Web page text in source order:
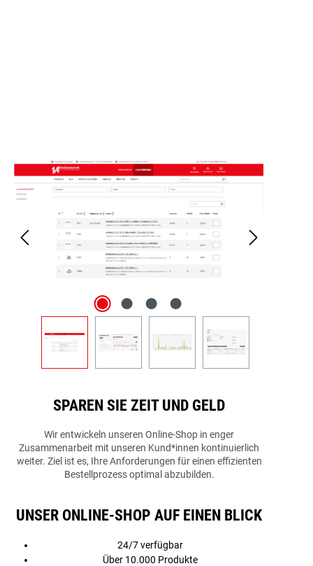
Bildergalerie überspringen
SPAREN SIE ZEIT UND GELD
Wir entwickeln unseren Online-Shop in enger
Zusammenarbeit mit unseren Kund*innen kontinuierlich
weiter. Ziel ist es, Ihre Anforderungen für einen effizienten
Bestellprozess optimal abzubilden.
UNSER ONLINE-SHOP AUF EINEN BLICK
24/7 verfügbar
Über 10.000 Produkte